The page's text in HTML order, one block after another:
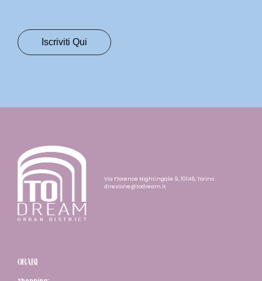
Via Florence Nightingale 9, 10146, Torino
direzione@todream.it
ORARI